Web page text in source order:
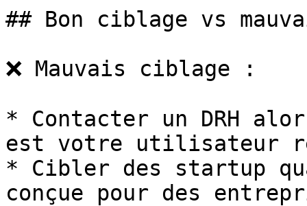
## Bon ciblage vs
❌ Mauvais ciblage :
* Contacter un DRH
est votre utilisateur
* Cibler des startup
conçue pour des